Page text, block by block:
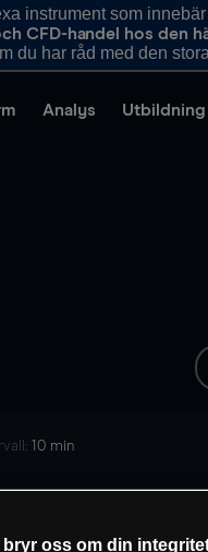
instrument som
CFD-handel hos den
du har råd med den
Analys Utbildning
10 min
bryr oss om din